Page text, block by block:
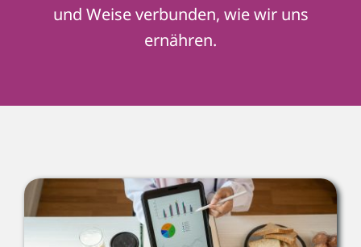
und Weise verbunden, wie wir uns
ernähren.